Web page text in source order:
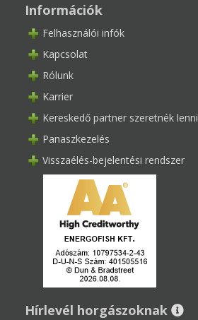
Információk
Felhasználói infók
Kapcsolat
Rólunk
Karrier
Kereskedő partner szeretnék lenni
Panaszkezelés
Visszaélés-bejelentési rendszer
Hírlevél horgászoknak